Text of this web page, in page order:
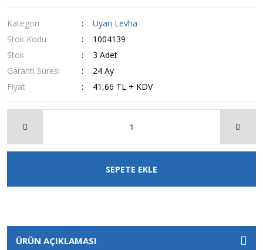
Kategori
Uyarı Levha
Stok Kodu
1004139
Stok
3 Adet
Garanti Süresi
24 Ay
Fiyat
41,66 TL + KDV
SEPETE EKLE
ÜRÜN AÇIKLAMASI